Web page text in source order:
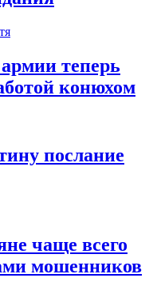
теперь
конюхом
послание
чаще всего
мошенников